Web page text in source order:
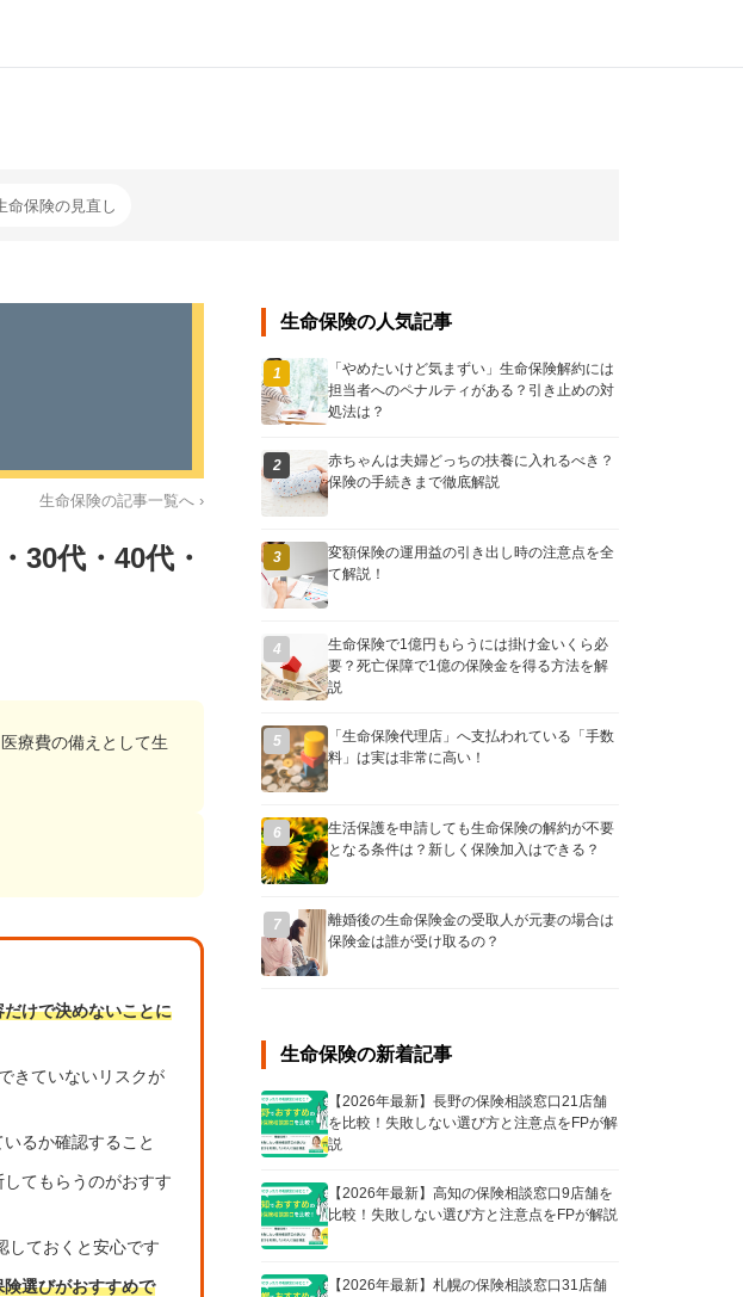
命保険の見直し
生命保険の記事一覧へ ›
30代・40代・
療費の備えとして生
けで決めないことに
きていないリスクが
るか確認すること
てもらうのがおすす
しておくと安心です
選びがおすすめで
生命保険の人気記事
1
「やめたいけど気まずい」生命保険解約には
担当者へのペナルティがある？引き止めの対
処法は？
2
赤ちゃんは夫婦どっちの扶養に入れるべき？
保険の手続きまで徹底解説
3
変額保険の運用益の引き出し時の注意点を全
て解説！
4
生命保険で1億円もらうには掛け金いくら必
要？死亡保障で1億の保険金を得る方法を解
説
5
「生命保険代理店」へ支払われている「手数
料」は実は非常に高い！
6
生活保護を申請しても生命保険の解約が不要
となる条件は？新しく保険加入はできる？
7
離婚後の生命保険金の受取人が元妻の場合は
保険金は誰が受け取るの？
生命保険の新着記事
【2026年最新】長野の保険相談窓口21店舗
を比較！失敗しない選び方と注意点をFPが解
説
【2026年最新】高知の保険相談窓口9店舗を
比較！失敗しない選び方と注意点をFPが解説
【2026年最新】札幌の保険相談窓口31店舗